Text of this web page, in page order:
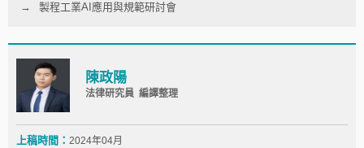
製程工業AI應用與規範研討會
陳政陽
法律研究員 編譯整理
上稿時間： 2024年04月